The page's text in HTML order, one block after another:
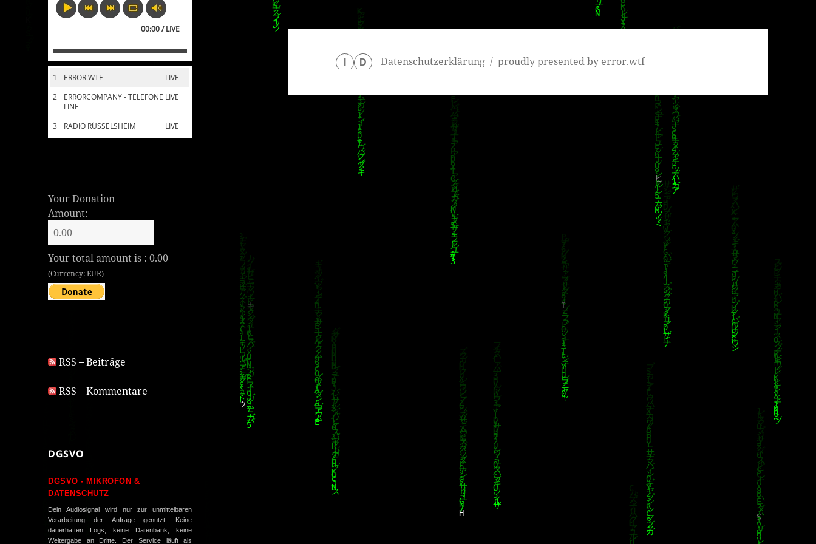
00:00 / LIVE
1 LIVE
ERROR.WTF
2
LIVE
ERRORCOMPANY - TELEFONE
LINE
3
LIVE
RADIO RÜSSELSHEIM
Your Donation
Amount:
Your total amount is :0.00
(Currency: EUR)
RSS – Beiträge
RSS – Kommentare
DGSVO
DGSVO - MIKROFON &
DATENSCHUTZ
Dein Audiosignal wird nur zur unmittelbaren
Verarbeitung der Anfrage genutzt. Keine
dauerhaften Logs, keine Datenbank, keine
Weitergabe an Dritte. Der Service läuft als
D Datenschutzerklärung proudly presented by error.wtf